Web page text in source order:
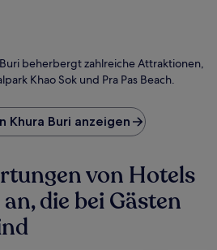
beherbergt zahlreiche Attraktionen,
Khao Sok und Pra Pas Beach.
Khura Buri anzeigen
von Hotels
die bei Gästen